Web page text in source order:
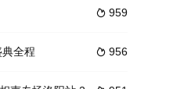
 959
 956
全程